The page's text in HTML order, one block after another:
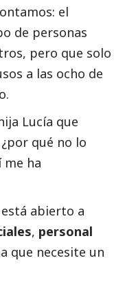
el
de personas
pero que solo
a las ocho de
Lucía que
qué no lo
me ha
abierto a
, personal
que necesite un